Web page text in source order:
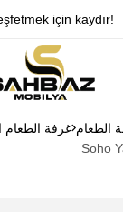
için kaydır!
الطعام غرفة الطعام
Soho